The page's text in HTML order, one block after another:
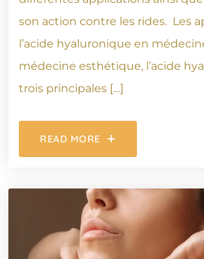
son action contre les rides. Les
l’acide hyaluronique en
médecine esthétique, l’acide
trois principales […]
READ MORE